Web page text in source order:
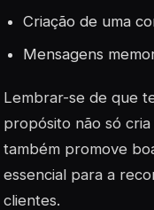
Criação de uma
Mensagens
Lembrar-se de que
propósito não só cria
também promove
essencial para a
clientes.